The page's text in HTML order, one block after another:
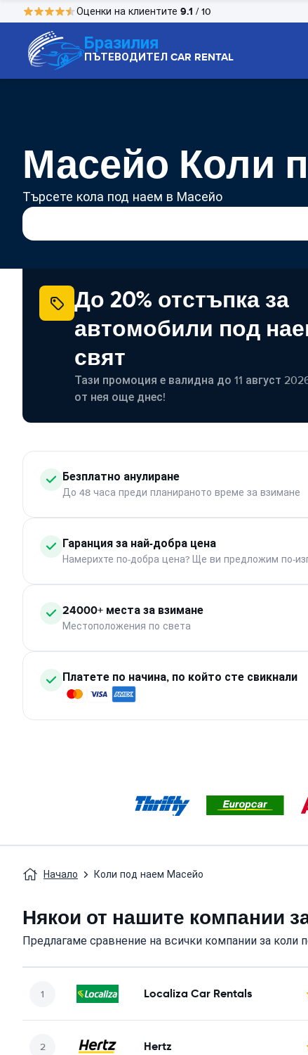
Оценки на клиентите 9.1 / 10
Бразилия
ПЪТЕВОДИТЕЛ CAR RENTAL
Масейо Коли
Търсете кола под наем в Масейо
До 20% отстъпка за
автомобили под
свят
Тази промоция е валидна до 11 август
от нея още днес!
Безплатно анулиране
До 48 часа преди планираното време за взимане
Гаранция за най-добра цена
Намерихте по-добра цена? Ще ви предложим по-
24000+ места за взимане
Местоположения по света
Платете по начина, по който сте свикнали
Начало Коли под наем Масейо
Някои от нашите компании
Предлагаме сравнение на всички компании за коли
Localiza Car Rentals
Hertz